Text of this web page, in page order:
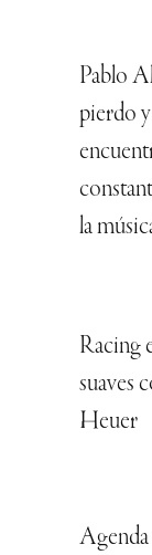
Pablo
pierdo
la
Racing
suaves
Heuer
Agenda